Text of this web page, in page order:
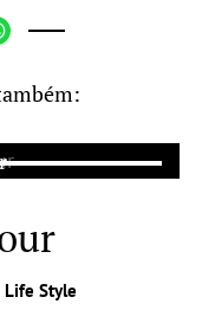
Life Style